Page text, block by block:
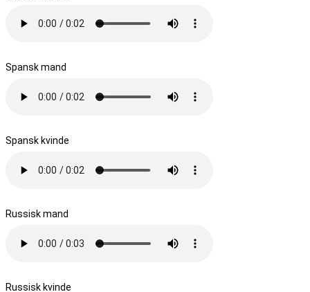
Spansk mand
Spansk kvinde
Russisk mand
Russisk kvinde